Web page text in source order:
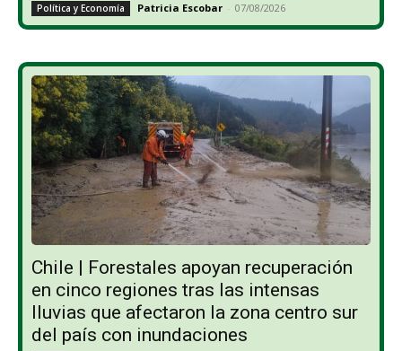
Política y Economía Patricia Escobar - 07/08/2026
Chile | Forestales apoyan recuperación
en cinco regiones tras las intensas
lluvias que afectaron la zona centro sur
del país con inundaciones